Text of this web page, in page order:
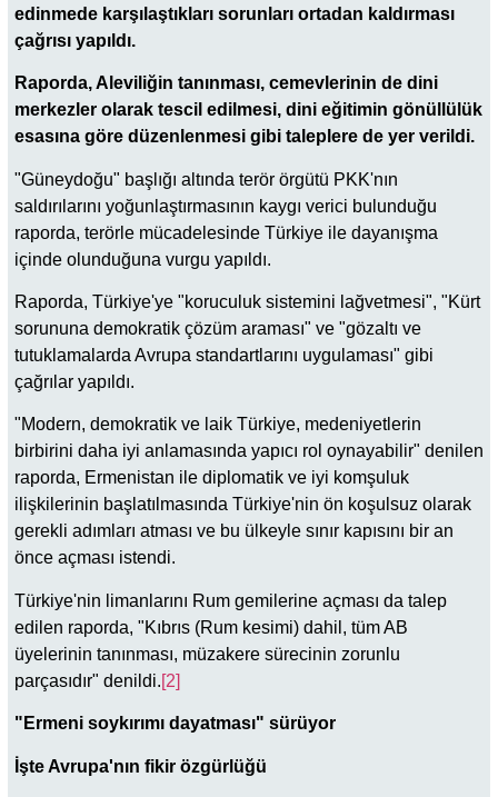
edinmede karşılaştıkları sorunları ortadan kaldırması
çağrısı yapıldı.
Raporda, Aleviliğin tanınması, cemevlerinin de dini
merkezler olarak tescil edilmesi, dini eğitimin gönüllülük
esasına göre düzenlenmesi gibi taleplere de yer verildi.
"Güneydoğu" başlığı altında terör örgütü PKK'nın
saldırılarını yoğunlaştırmasının kaygı verici bulunduğu
raporda, terörle mücadelesinde Türkiye ile dayanışma
içinde olunduğuna vurgu yapıldı.
Raporda, Türkiye'ye "koruculuk sistemini lağvetmesi", "Kürt
sorununa demokratik çözüm araması" ve "gözaltı ve
tutuklamalarda Avrupa standartlarını uygulaması" gibi
çağrılar yapıldı.
"Modern, demokratik ve laik Türkiye, medeniyetlerin
birbirini daha iyi anlamasında yapıcı rol oynayabilir" denilen
raporda, Ermenistan ile diplomatik ve iyi komşuluk
ilişkilerinin başlatılmasında Türkiye'nin ön koşulsuz olarak
gerekli adımları atması ve bu ülkeyle sınır kapısını bir an
önce açması istendi.
Türkiye'nin limanlarını Rum gemilerine açması da talep
edilen raporda, "Kıbrıs (Rum kesimi) dahil, tüm AB
üyelerinin tanınması, müzakere sürecinin zorunlu
parçasıdır" denildi.[2]
"Ermeni soykırımı dayatması" sürüyor
İşte Avrupa'nın fikir özgürlüğü